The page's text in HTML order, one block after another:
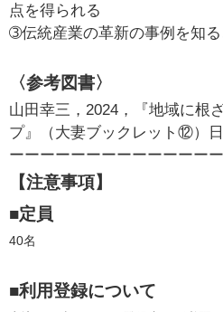
点を得られる
➂伝統産業の革新の事例を知
〈参考図書〉
山田幸三，2024，『地域に根
プ』（大妻ブックレット⑫）
ーーーーーーーーーーーーー
【注意事項】
■定員
40名
■利用登録について